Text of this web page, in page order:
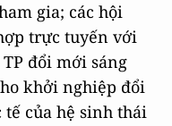
gia; các hội
trực tuyến với
đổi mới sáng
khởi nghiệp đổi
của hệ sinh thái